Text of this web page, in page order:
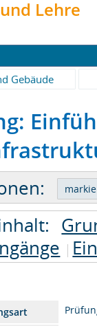
Lehre
Gebäude